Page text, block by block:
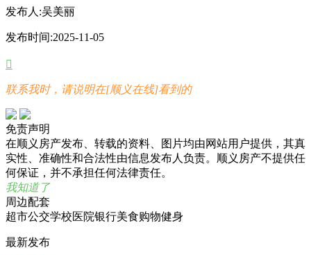
发布人:吴美丽
发布时间:2025-11-05

联系我时，请说明在[顺义在线]看到的
免责声明
在顺义房产发布、转载的资料、图片均由网站用户提供，其真
实性、准确性和合法性由信息发布人负责。顺义房产不提供任
何保证，并不承担任何法律责任。
我知道了
周边配套
超市公交学校医院银行美食购物健身
最新发布